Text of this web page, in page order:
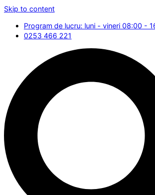
Skip to content
Program de lucru: luni - vineri 08:00 -
0253 466 221